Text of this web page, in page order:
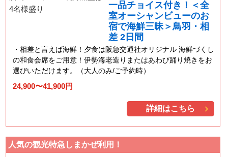
一品チョイス付き！＜全
室オーシャンビューのお
宿で海鮮三昧＞鳥羽・相
差 2日間
相差と言えば海鮮！夕食は阪急交通社オリジナル 海鮮づくし
の和食会席をご用意！伊勢海老造りまたはあわび踊り焼きをお
選びいただけます。（大人のみ/ご予約時）
24,900〜41,900円
詳細はこちら
人気の観光特急しまかぜ利用！